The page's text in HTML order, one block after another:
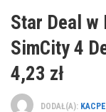
Star Deal
SimCity 4
4,23 zł
DODAŁ(A):